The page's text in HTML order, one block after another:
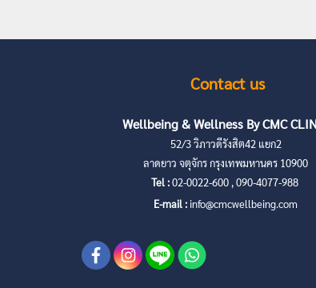
Contact us
Wellbeing & Wellness By CMC
52/3 วิภาวดีรังสิต42 แยก2
ลาดยาว จตุจักร กรุงเทพมหานคร 10900
Tel :02-0022-600 , 090-4077-988
E-mail : info@cmcwellbeing.com